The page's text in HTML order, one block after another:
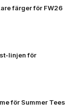
färger för FW26
linjen för
för Summer Tees